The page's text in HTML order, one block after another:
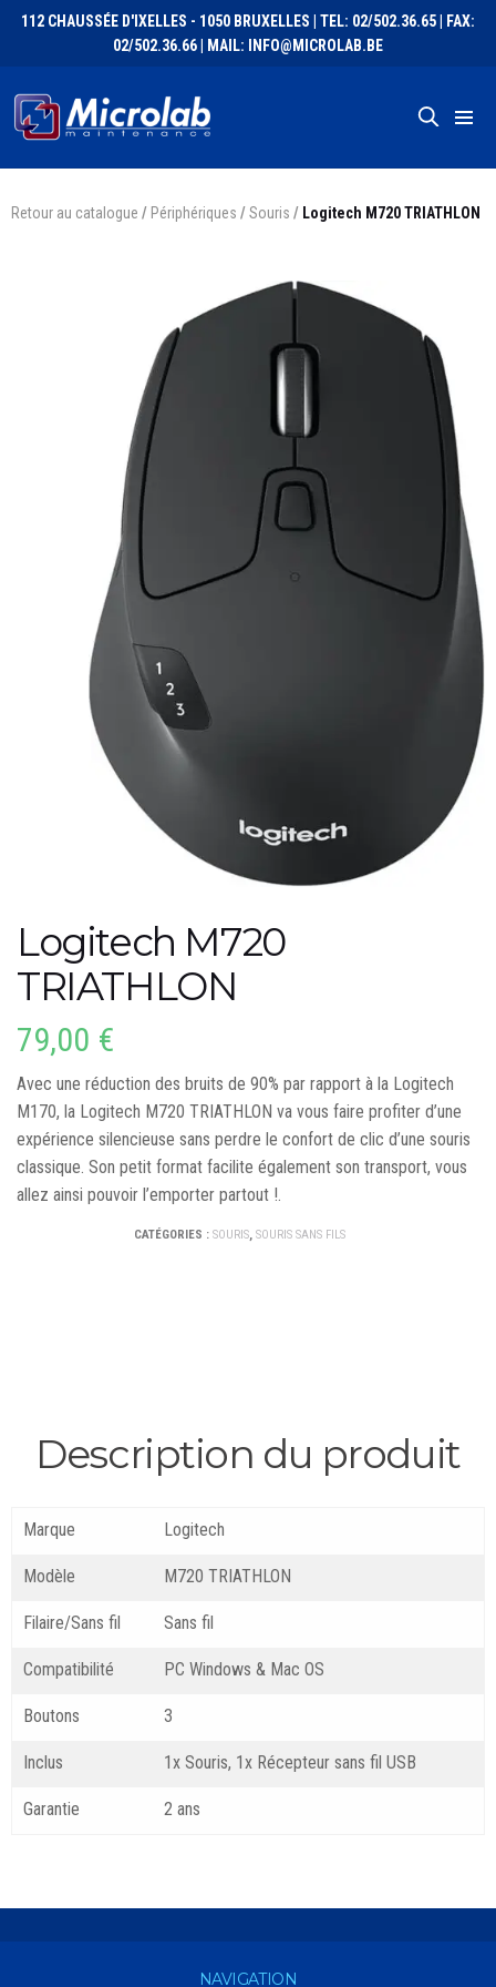
112 CHAUSSÉE D'IXELLES - 1050 BRUXELLES | TEL: 02/502.36.65 | FAX:
02/502.36.66 | MAIL: INFO@MICROLAB.BE
Retour au catalogue / Périphériques /Souris / Logitech M720 TRIATHLON
Logitech M720
TRIATHLON
79,00 €
Avec une réduction des bruits de 90% par rapport à la Logitech
M170, la Logitech M720 TRIATHLON va vous faire profiter d’une
expérience silencieuse sans perdre le confort de clic d’une souris
classique. Son petit format facilite également son transport, vous
allez ainsi pouvoir l’emporter partout !.
CATÉGORIES : SOURIS SOURIS SANS FILS
Description du produit
Marque Logitech
Modèle M720 TRIATHLON
Filaire/Sans fil Sans fil
Compatibilité PC Windows & Mac OS
Boutons 3
Inclus 1x Souris, 1x Récepteur sans fil USB
Garantie 2 ans
NAVIGATION